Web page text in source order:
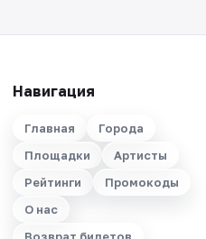
Навигация
Главная
Города
Площадки
Артисты
Рейтинги
Промокоды
О нас